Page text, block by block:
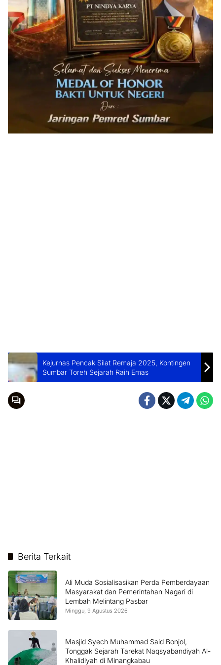
Kejurnas Pencak Silat Remaja 2025, Kontingen
Sumbar Toreh Sejarah Raih Emas
Berita Terkait
Ali Muda Sosialisasikan Perda Pemberdayaan
Masyarakat dan Pemerintahan Nagari di
Lembah Melintang Pasbar
Minggu, 9 Agustus 2026
Masjid Syech Muhammad Said Bonjol,
Tonggak Sejarah Tarekat Naqsyabandiyah Al-
Khalidiyah di Minangkabau